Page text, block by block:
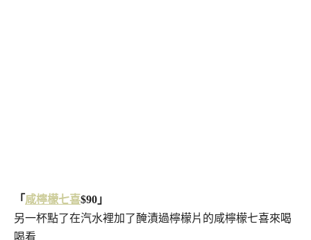
「 咸檸檬七喜$90」
另一杯點了在汽水裡加了醃漬過檸檬片的咸檸檬七喜來喝
喝看